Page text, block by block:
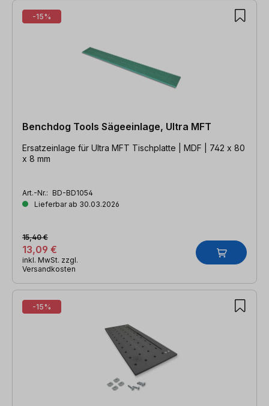
-15%
Benchdog Tools Sägeeinlage, Ultra MFT
Ersatzeinlage für Ultra MFT Tischplatte | MDF | 742 x 80
x 8 mm
Art.-Nr.: BD-BD1054
Lieferbar ab 30.03.2026
13,09 €
15,40 €
inkl. MwSt. zzgl.
Versandkosten
-15%